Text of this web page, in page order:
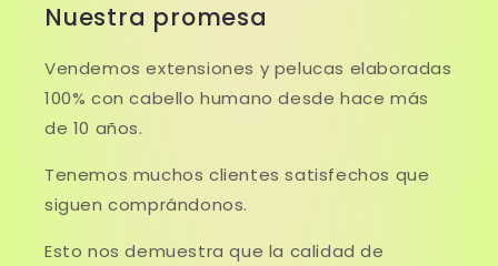
Nuestra promesa
Vendemos extensiones y pelucas elaboradas
100% con cabello humano desde hace más
de 10 años.
Tenemos muchos clientes satisfechos que
siguen comprándonos.
Esto nos demuestra que la calidad de